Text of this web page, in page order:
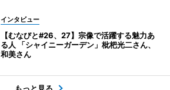
インタビュー
【むなびと#26、27】宗像で活躍する魅力あ
る人 「シャイニーガーデン」枇杷光二さん、
和美さん